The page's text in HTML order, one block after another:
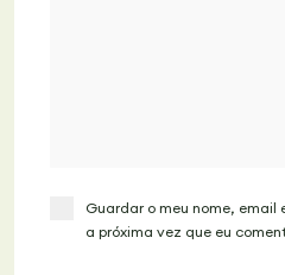
Guardar o meu nome, email
a próxima vez que eu